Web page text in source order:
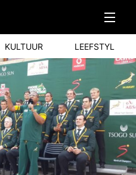
KULTUUR LEEFSTYL